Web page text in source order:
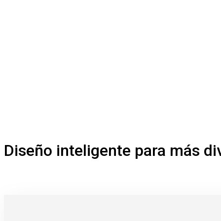
Diseño inteligente para más